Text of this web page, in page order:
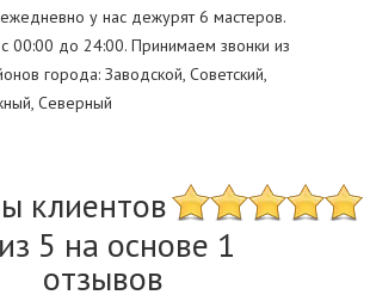
у нас дежурят 6 мастеров.
00:00 до 24:00. Принимаем звонки из
города: Заводской, Советский,
Северный
клиентов
5 на основе 1
отзывов